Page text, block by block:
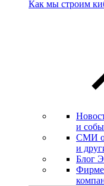
Как мы строим
и
СМИ о
и
Блог